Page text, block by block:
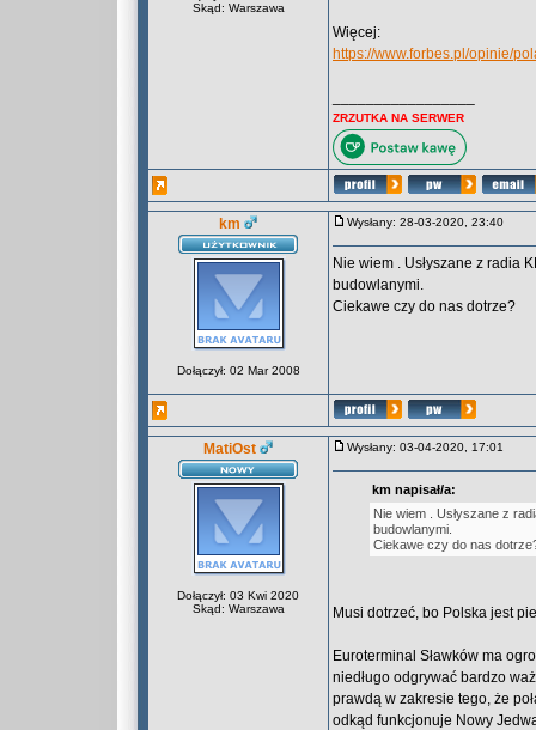
Skąd: Warszawa
Więcej:
https://www.forbes.pl/opinie/
ZRZUTKA NA SERWER
km
Dołączył: 02 Mar 2008
Wysłany: 28-03-2020, 23:40
Nie wiem . Usłyszane z radia
budowlanymi.
Ciekawe czy do nas dotrze?
MatiOst
Dołączył: 03 Kwi 2020
Skąd: Warszawa
Wysłany: 03-04-2020, 17:01
km napisał/a:
Nie wiem . Usłyszane z
budowlanymi.
Ciekawe czy do nas
Musi dotrzeć, bo Polska jest
Euroterminal Sławków ma
niedługo odgrywać bardzo
prawdą w zakresie tego, że
odkąd funkcjonuje Nowy